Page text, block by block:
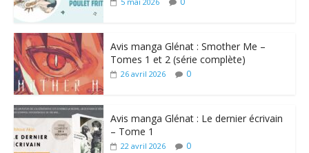
Avis manga Glénat : Smother Me –
Tomes 1 et 2 (série complète)
26 avril 2026 0
Avis manga Glénat : Le dernier écrivain
– Tome 1
22 avril 2026 0